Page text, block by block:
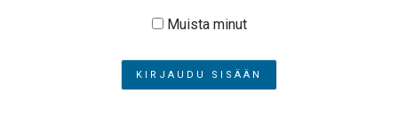
Muista minut